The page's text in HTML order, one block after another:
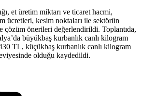
et üretim miktarı ve ticaret hacmi,
ücretleri, kesim noktaları ile sektörün
çözüm önerileri değerlendirildi. Toplantıda,
büyükbaş kurbanlık canlı kilogram
430 TL, küçükbaş kurbanlık canlı kilogram
olduğu kaydedildi.